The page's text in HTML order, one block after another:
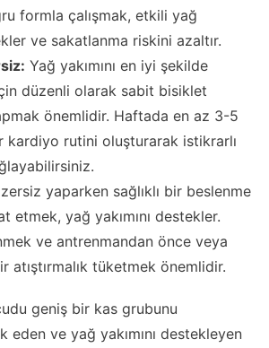
formla çalışmak, etkili yağ
ve sakatlanma riskini azaltır.
Yağ yakımını en iyi şekilde
düzenli olarak sabit bisiklet
önemlidir. Haftada en az 3-5
kardiyo rutini oluşturarak istikrarlı
yaparken sağlıklı bir beslenme
etmek, yağ yakımını destekler.
ve antrenmandan önce veya
atıştırmalık tüketmek önemlidir.
geniş bir kas grubunu
eden ve yağ yakımını destekleyen